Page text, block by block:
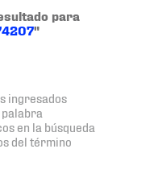
para
"
ingresados
en la búsqueda
del término